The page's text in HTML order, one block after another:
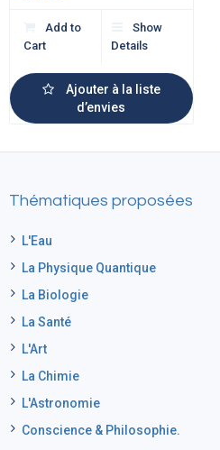
Add to
Cart
Show
Details
Ajouter à la liste
d’envies
Thématiques proposées
L'Eau
La Physique Quantique
La Biologie
La Santé
L'Art
La Chimie
L'Astronomie
Conscience & Philosophie.